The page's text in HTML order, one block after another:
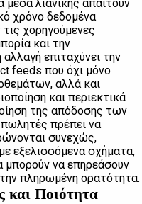
μέσα λιανικής απαιτούν
χρόνο δεδομένα
χορηγούμενες
και την
επιταχύνει την
feeds που όχι μόνο
αλλά και
και περιεκτικά
της απόδοσης των
πωλητές πρέπει να
συνεχώς,
εξελισσόμενα σχήματα,
μπορούν να επηρεάσουν
πληρωμένη ορατότητα.
και Ποιότητα